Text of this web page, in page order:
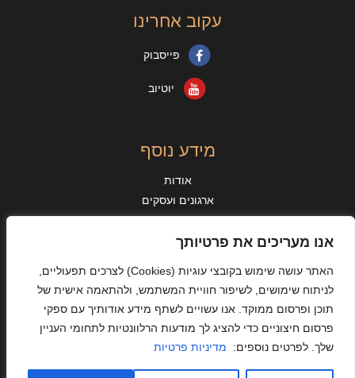
אנו מעריכים את פרטיותך
האתר עושה שימוש בקובצי עוגיות (Cookies) לצרכים תפעוליים,
לניתוח שימושים, לשיפור חוויית המשתמש, ולהתאמה אישית של
תוכן ופרסום ממוקד. אנו עשויים לשתף מידע אודותיך עם ספקי
פרסום חיצוניים כדי להציג לך מודעות הרלוונטיות לתחומי העניין
שלך. לפרטים נוספים: מדיניות פרטיות
עקוב אחרינו
פייסבוק
יוטיוב
מידע נוסף
אודות
ארגונים ועסקים
מאמרים
מידע נוסף
אישורים והיתרים
תקנון האתר ותנאי שימוש